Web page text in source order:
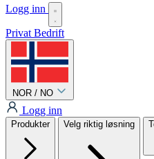
Logg inn
Privat Bedrift
NOR / NO
Logg inn
Produkter Velg riktig løsning